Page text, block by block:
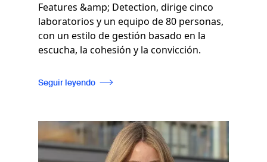
Features &amp; Detection, dirige cinco
laboratorios y un equipo de 80 personas,
con un estilo de gestión basado en la
escucha, la cohesión y la convicción.
Seguir leyendo
Imagen